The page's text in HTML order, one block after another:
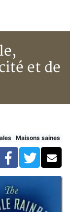
et de
et de
Maisons saines
Facebook